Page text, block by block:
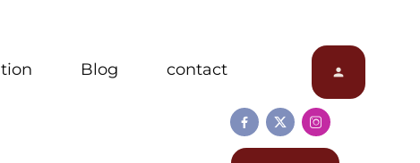
Blog contact
 